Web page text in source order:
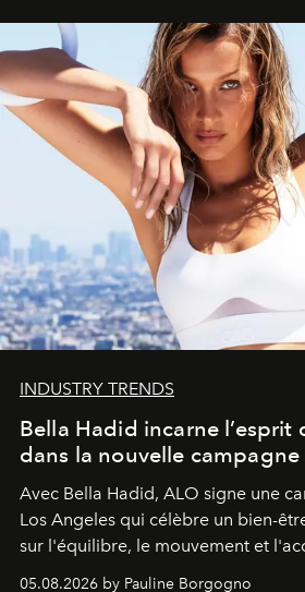
INDUSTRY TRENDS
Bella Hadid incarne l’esprit
dans la nouvelle campagne
Avec Bella Hadid, ALO signe une
Los Angeles qui célèbre un bien-
sur l'équilibre, le mouvement et
05.08.2026 by Pauline Borgogno